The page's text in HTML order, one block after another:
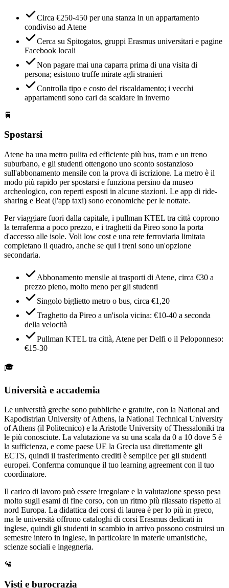
Circa €250-450 per una stanza in un appartamento
condiviso ad Atene
Cerca su Spitogatos, gruppi Erasmus universitari e pagine
Facebook locali
Non pagare mai una caparra prima di una visita di
persona; esistono truffe mirate agli stranieri
Controlla tipo e costo del riscaldamento; i vecchi
appartamenti sono cari da scaldare in inverno
🚆
Spostarsi
Atene ha una metro pulita ed efficiente più bus, tram e un treno
suburbano, e gli studenti ottengono uno sconto sostanzioso
sull'abbonamento mensile con la prova di iscrizione. La metro è il
modo più rapido per spostarsi e funziona persino da museo
archeologico, con reperti esposti in alcune stazioni. Le app di ride-
sharing e Beat (l'app taxi) sono economiche per le nottate.
Per viaggiare fuori dalla capitale, i pullman KTEL tra città coprono
la terraferma a poco prezzo, e i traghetti da Pireo sono la porta
d'accesso alle isole. Voli low cost e una rete ferroviaria limitata
completano il quadro, anche se qui i treni sono un'opzione
secondaria.
Abbonamento mensile ai trasporti di Atene, circa €30 a
prezzo pieno, molto meno per gli studenti
Singolo biglietto metro o bus, circa €1,20
Traghetto da Pireo a un'isola vicina: €10-40 a seconda
della velocità
Pullman KTEL tra città, Atene per Delfi o il Peloponneso:
€15-30
🎓
Università e accademia
Le università greche sono pubbliche e gratuite, con la National and
Kapodistrian University of Athens, la National Technical University
of Athens (il Politecnico) e la Aristotle University of Thessaloniki tra
le più conosciute. La valutazione va su una scala da 0 a 10 dove 5 è
la sufficienza, e come paese UE la Grecia usa direttamente gli
ECTS, quindi il trasferimento crediti è semplice per gli studenti
europei. Conferma comunque il tuo learning agreement con il tuo
coordinatore.
Il carico di lavoro può essere irregolare e la valutazione spesso pesa
molto sugli esami di fine corso, con un ritmo più rilassato rispetto al
nord Europa. La didattica dei corsi di laurea è per lo più in greco,
ma le università offrono cataloghi di corsi Erasmus dedicati in
inglese, quindi gli studenti in scambio in arrivo possono costruirsi un
semestre intero in inglese, in particolare in materie umanistiche,
scienze sociali e ingegneria.
🛂
Visti e burocrazia